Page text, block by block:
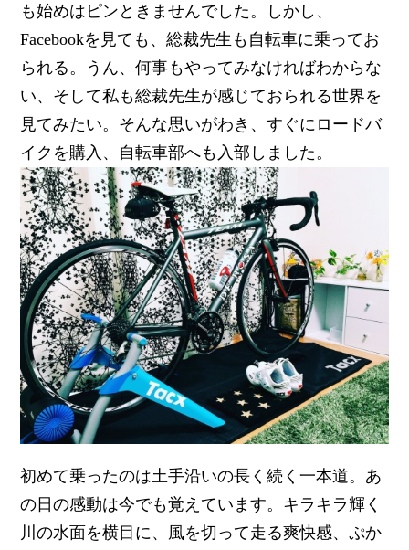
も始めはピンときませんでした。しかし、
Facebookを見ても、総裁先生も自転車に乗ってお
られる。うん、何事もやってみなければわからな
い、そして私も総裁先生が感じておられる世界を
見てみたい。そんな思いがわき、すぐにロードバ
イクを購入、自転車部へも入部しました。
初めて乗ったのは土手沿いの長く続く一本道。あ
の日の感動は今でも覚えています。キラキラ輝く
川の水面を横目に、風を切って走る爽快感、ぷか